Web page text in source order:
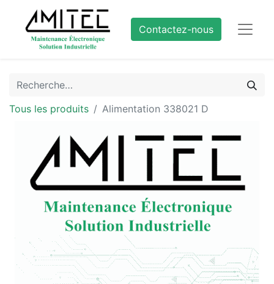
Contactez-nous
Tous les produits Alimentation 338021 D